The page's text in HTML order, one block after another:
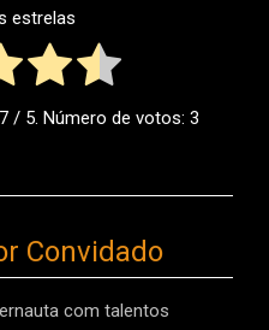
estrelas
/ 5. Número de votos: 3
Convidado
com talentos